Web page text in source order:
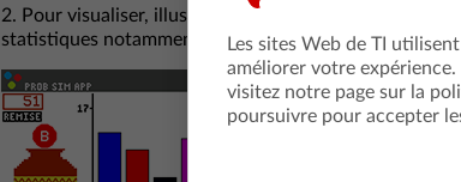
2. Pour visualiser, illustrer et mieux comprendre les
statistiques notamment en probabilités :
Les sites Web de TI
améliorer votre
visitez notre page sur la
poursuivre pour accepter